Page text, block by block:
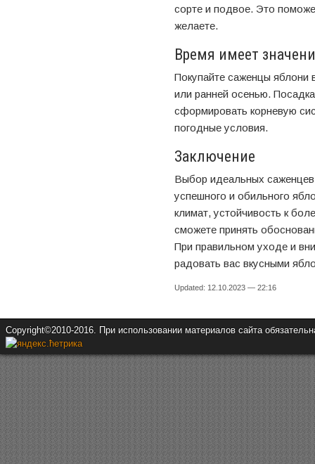
сорте и подвое. Это
желаете.
Время имеет
Покупайте саженцы
или ранней осенью.
сформировать корневую
погодные условия.
Заключение
Выбор идеальных
успешного и обильного
климат, устойчивость к
сможете принять
При правильном уходе и
радовать вас вкусными
Updated: 12.10.2023 — 22:16
Copyright©2010-2016. При использовании материалов сайта